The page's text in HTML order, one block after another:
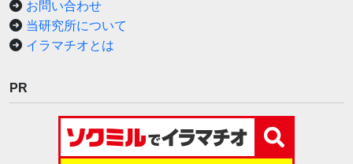
お問い合わせ
当研究所について
イラマチオとは
PR